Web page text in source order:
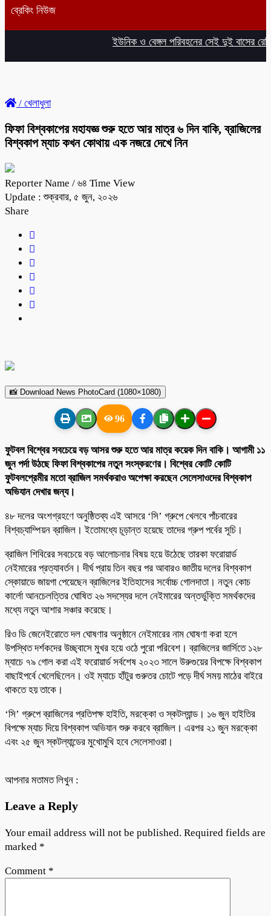
ব্রেকিং নিউজ
ইউনিক ও বেঙ্গল পরিবহনের সেই দুই বাসের
/ খেলাধুলা
ফিফা বিশ্বকাপের মহাযজ্ঞ শুরু হতে আর মাত্র ৬ দিন বাকি, ব্রাজিলের
বিশ্বকাপ ম্যাচ কখন কোথায় এক নজরে দেখে নিন
Reporter Name / ৬৪ Time View
Update : শুক্রবার, ৫ জুন, ২০২৬
Share
📸 Download News PhotoCard (1080×1080)
96
ফুটবল বিশ্বের সবচেয়ে বড় আসর শুরু হতে আর মাত্র কয়েক দিন বাকি। আগামী ১১
জুন পর্দা উঠছে ফিফা বিশ্বকাপের নতুন সংস্করণের। বিশ্বের কোটি কোটি
ফুটবলপ্রেমীর মতো ব্রাজিল সমর্থকরাও অপেক্ষা করছেন সেলেসাওদের বিশ্বকাপ
অভিযান দেখার জন্য।
৪৮ দলের অংশগ্রহণে অনুষ্ঠিতব্য এই আসরে ‘সি’ গ্রুপে খেলবে পাঁচবারের
বিশ্বচ্যাম্পিয়ন ব্রাজিল। ইতোমধ্যে চূড়ান্ত হয়েছে তাদের গ্রুপ পর্বের সূচি।
ব্রাজিল শিবিরের সবচেয়ে বড় আলোচনার বিষয় হয়ে উঠেছে তারকা ফরোয়ার্ড
নেইমারের প্রত্যাবর্তন। দীর্ঘ প্রায় তিন বছর পর আবারও জাতীয় দলের বিশ্বকাপ
স্কোয়াডে জায়গা পেয়েছেন ব্রাজিলের ইতিহাসের সর্বোচ্চ গোলদাতা। নতুন কোচ
কার্লো আনচেলত্তির ঘোষিত ২৬ সদস্যের দলে নেইমারের অন্তর্ভুক্তি সমর্থকদের
মধ্যে নতুন আশার সঞ্চার করেছে।
রিও ডি জেনেইরোতে দল ঘোষণার অনুষ্ঠানে নেইমারের নাম ঘোষণা করা হলে
উপস্থিত দর্শকদের উচ্ছ্বাসে মুখর হয়ে ওঠে পুরো পরিবেশ। ব্রাজিলের জার্সিতে ১২৮
ম্যাচে ৭৯ গোল করা এই ফরোয়ার্ড সর্বশেষ ২০২৩ সালে উরুগুয়ের বিপক্ষে বিশ্বকাপ
বাছাইপর্বে খেলেছিলেন। ওই ম্যাচে হাঁটুর গুরুতর চোটে পড়ে দীর্ঘ সময় মাঠের বাইরে
থাকতে হয় তাকে।
‘সি’ গ্রুপে ব্রাজিলের প্রতিপক্ষ হাইতি, মরক্কো ও স্কটল্যান্ড। ১৬ জুন হাইতির
বিপক্ষে ম্যাচ দিয়ে বিশ্বকাপ অভিযান শুরু করবে ব্রাজিল। এরপর ২১ জুন মরক্কো
এবং ২৫ জুন স্কটল্যান্ডের মুখোমুখি হবে সেলেসাওরা।
আপনার মতামত লিখুন :
Leave a Reply
Your email address will not be published. Required fields are
marked *
Comment *